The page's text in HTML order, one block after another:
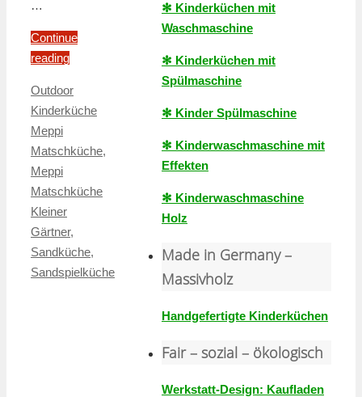
…
Continue
reading
Outdoor
Kinderküche
Meppi
Matschküche,
Meppi
Matschküche
Kleiner
Gärtner,
Sandküche,
Sandspielküche
✻ Kinderküchen mit
Waschmaschine
✻ Kinderküchen mit
Spülmaschine
✻ Kinder Spülmaschine
✻ Kinderwaschmaschine mit
Effekten
✻ Kinderwaschmaschine
Holz
Made in Germany –
Massivholz
Handgefertigte Kinderküchen
Fair – sozial – ökologisch
Werkstatt-Design: Kaufladen